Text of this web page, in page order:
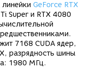
GeForce RTX
Super и RTX 4080
7168 CUDA ядер,
разрядность шины
1980 МГц.